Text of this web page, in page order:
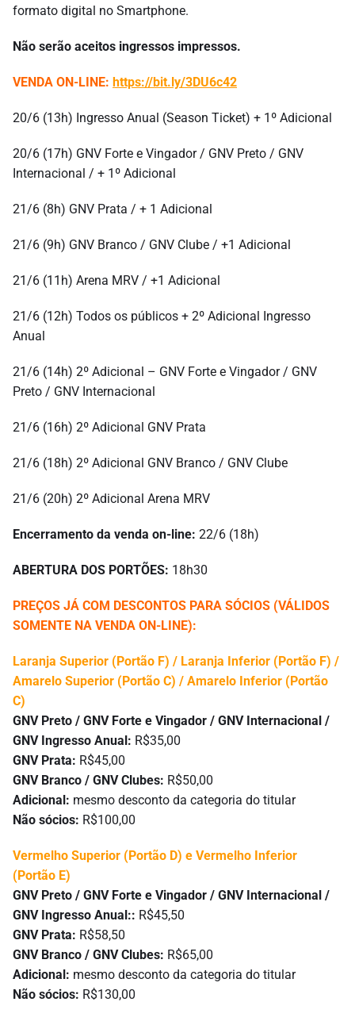
formato digital no Smartphone.
Não serão aceitos ingressos impressos.
VENDA ON-LINE: https://bit.ly/3DU6c42
20/6 (13h) Ingresso Anual (Season Ticket) + 1º Adicional
20/6 (17h) GNV Forte e Vingador / GNV Preto / GNV
Internacional / + 1º Adicional
21/6 (8h) GNV Prata / + 1 Adicional
21/6 (9h) GNV Branco / GNV Clube / +1 Adicional
21/6 (11h) Arena MRV / +1 Adicional
21/6 (12h) Todos os públicos + 2º Adicional Ingresso
Anual
21/6 (14h) 2º Adicional – GNV Forte e Vingador / GNV
Preto / GNV Internacional
21/6 (16h) 2º Adicional GNV Prata
21/6 (18h) 2º Adicional GNV Branco / GNV Clube
21/6 (20h) 2º Adicional Arena MRV
Encerramento da venda on-line: 22/6 (18h)
ABERTURA DOS PORTÕES: 18h30
PREÇOS JÁ COM DESCONTOS PARA SÓCIOS (VÁLIDOS
SOMENTE NA VENDA ON-LINE):
Laranja Superior (Portão F) / Laranja Inferior (Portão F) /
Amarelo Superior (Portão C) / Amarelo Inferior (Portão
C)
GNV Preto / GNV Forte e Vingador / GNV Internacional /
GNV Ingresso Anual: R$35,00
GNV Prata: R$45,00
GNV Branco / GNV Clubes: R$50,00
Adicional: mesmo desconto da categoria do titular
Não sócios: R$100,00
Vermelho Superior (Portão D) e Vermelho Inferior
(Portão E)
GNV Preto / GNV Forte e Vingador / GNV Internacional /
GNV Ingresso Anual:: R$45,50
GNV Prata: R$58,50
GNV Branco / GNV Clubes: R$65,00
Adicional: mesmo desconto da categoria do titular
Não sócios: R$130,00